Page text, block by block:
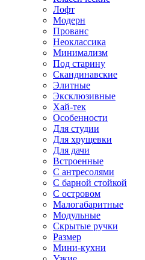
Лофт
Модерн
Прованс
Неоклассика
Минимализм
Под старину
Скандинавские
Элитные
Эксклюзивные
Хай-тек
Особенности
Для студии
Для хрущевки
Для дачи
Встроенные
С антресолями
С барной стойкой
С островом
Малогабаритные
Модульные
Скрытые ручки
Размер
Мини-кухни